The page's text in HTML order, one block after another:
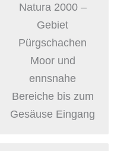
Natura 2000 –
Gebiet
Pürgschachen
Moor und
ennsnahe
Bereiche bis zum
Gesäuse Eingang